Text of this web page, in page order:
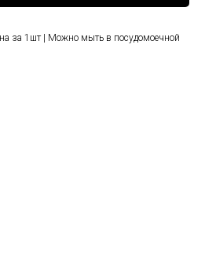
за 1шт | Можно мыть в посудомоечной